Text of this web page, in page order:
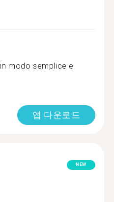
modo semplice e
앱 다운로드
NEW